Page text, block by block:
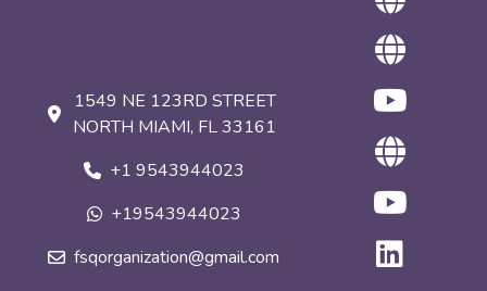
1549 NE 123RD STREET
NORTH MIAMI, FL 33161
+1 9543944023
+19543944023
fsqorganization@gmail.com